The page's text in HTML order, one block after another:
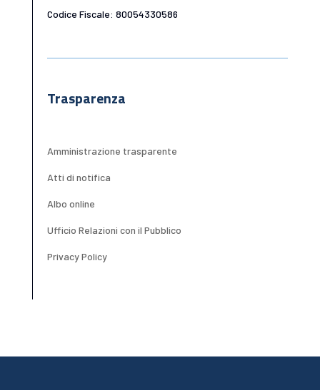
Codice Fiscale: 80054330586
Trasparenza
Amministrazione trasparente
Atti di notifica
Albo online
Ufficio Relazioni con il Pubblico
Privacy Policy